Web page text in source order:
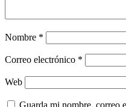
Nombre *
Correo electrónico *
Web
Guarda mi nombre, correo